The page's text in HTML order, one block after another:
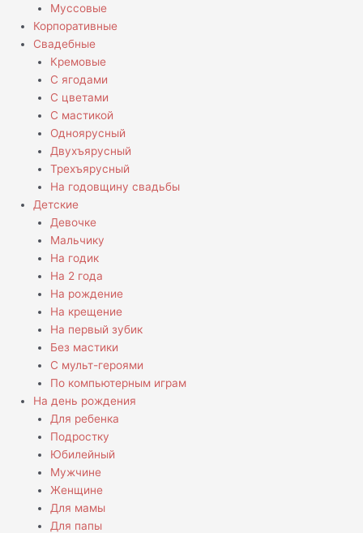
Муссовые
Корпоративные
Свадебные
Кремовые
С ягодами
С цветами
С мастикой
Одноярусный
Двухъярусный
Трехъярусный
На годовщину свадьбы
Детские
Девочке
Мальчику
На годик
На 2 года
На рождение
На крещение
На первый зубик
Без мастики
С мульт-героями
По компьютерным играм
На день рождения
Для ребенка
Подростку
Юбилейный
Мужчине
Женщине
Для мамы
Для папы